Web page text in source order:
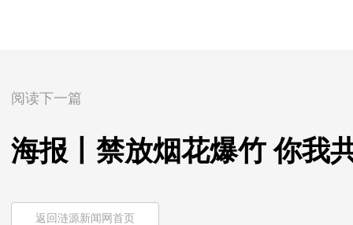
阅读下一篇
海报丨禁放烟花爆竹 你我
返回涟源新闻网首页